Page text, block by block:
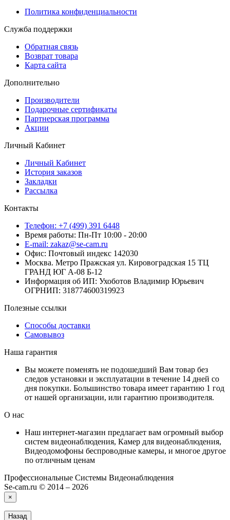
Политика конфиденциальности
Служба поддержки
Обратная связь
Возврат товара
Карта сайта
Дополнительно
Производители
Подарочные сертификаты
Партнерская программа
Акции
Личный Кабинет
Личный Кабинет
История заказов
Закладки
Рассылка
Контакты
Телефон: +7 (499) 391 6448
Время работы: Пн-Пт 10:00 - 20:00
E-mail: zakaz@se-cam.ru
Офис: Почтовый индекс 142030
Москва. Метро Пражская ул. Кировоградская 15 ТЦ
ГРАНД ЮГ А-08 Б-12
Информация об ИП: Ухоботов Владимир Юрьевич
ОГРНИП: 318774600319923
Полезные ссылки
Способы доставки
Самовывоз
Наша гарантия
Вы можете поменять не подошедший Вам товар без
следов установки и эксплуатации в течение 14 дней со
дня покупки. Большинство товара имеет гарантию 1 год
от нашей организации, или гарантию производителя.
О нас
Наш интернет-магазин предлагает вам огромный выбор
систем видеонаблюдения, Камер для видеонаблюдения,
Видеодомофоны беспроводные камеры, и многое другое
по отличным ценам
Профессиональные Системы Видеонаблюдения
Se-cam.ru © 2014 – 2026
×
Назад